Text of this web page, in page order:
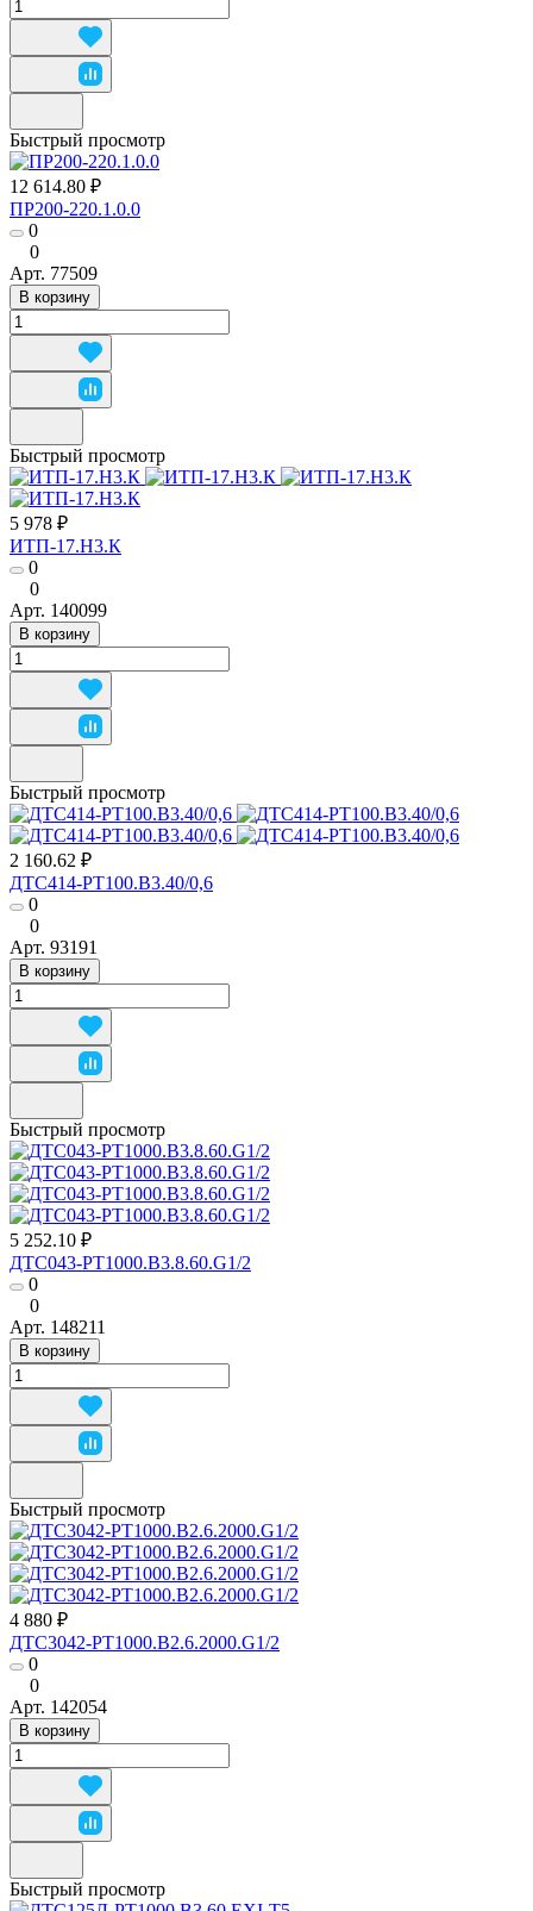
Быстрый просмотр
12 614.80 ₽
ПР200-220.1.0.0
0
0
Арт. 77509
В корзину
Быстрый просмотр
5 978 ₽
ИТП-17.Н3.К
0
0
Арт. 140099
В корзину
Быстрый просмотр
2 160.62 ₽
ДТС414-РТ100.В3.40/0,6
0
0
Арт. 93191
В корзину
Быстрый просмотр
5 252.10 ₽
ДТС043-РТ1000.В3.8.60.G1/2
0
0
Арт. 148211
В корзину
Быстрый просмотр
4 880 ₽
ДТС3042-РТ1000.В2.6.2000.G1/2
0
0
Арт. 142054
В корзину
Быстрый просмотр